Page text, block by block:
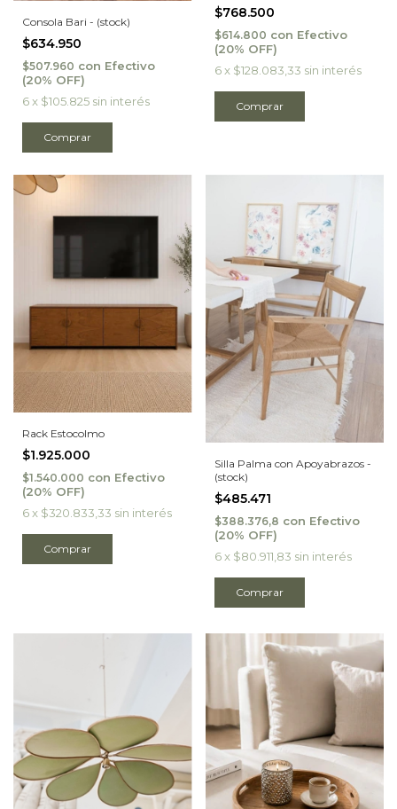
Consola Bari - (stock)
$634.950
$507.960 con Efectivo
6x $105.825 sin interés
Comprar
$768.500
$614.800 con Efectivo
6 x $128.083,33 sin interés
Comprar
Rack Estocolmo
$1.925.000
$1.540.000 con Efectivo
6x $320.833,33 sin interés
Silla Palma con Apoyabrazos -
(stock)
$485.471
$388.376,8 con Efectivo
6 x $80.911,83 sin interés